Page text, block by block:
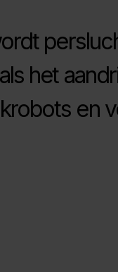
het
en